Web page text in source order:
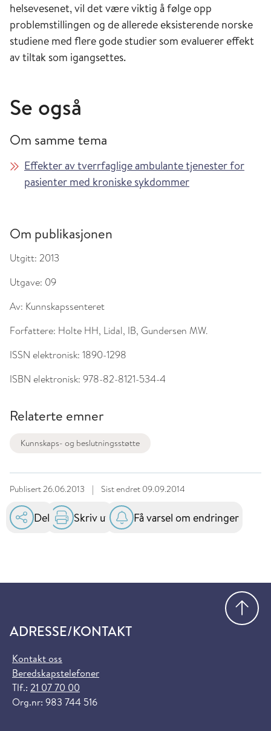
helsevesenet, vil det være viktig å følge opp
problemstillingen og de allerede eksisterende norske
studiene med flere gode studier som evaluerer effekt
av tiltak som igangsettes.
Se også
Om samme tema
Effekter av tverrfaglige ambulante tjenester for
pasienter med kroniske sykdommer
Om publikasjonen
Utgitt: 2013
Utgave: 09
Av: Kunnskapssenteret
Forfattere: Holte HH, Lidal, IB, Gundersen MW.
ISSN elektronisk: 1890-1298
ISBN elektronisk: 978-82-8121-534-4
Relaterte emner
Kunnskaps- og beslutningsstøtte
Publisert26.06.2013 | Sist endret 09.09.2014
Del Skriv ut Få varsel om endringer
ADRESSE/KONTAKT
Kontakt oss
Beredskapstelefoner
Tlf.: 21 07 70 00
Org.nr: 983 744 516